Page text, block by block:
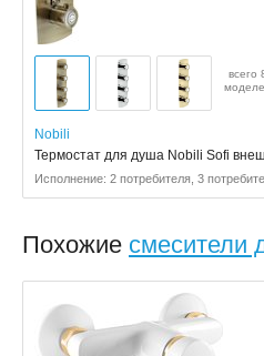
всего
Nobili
Термостат для душа Nobili Sofi
Исполнение: 2 потребителя, 3
Похожие смесители